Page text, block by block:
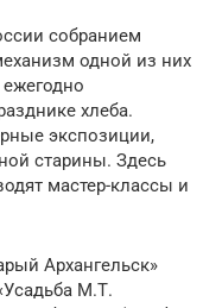
собранием
одной из них
хлеба.
экспозиции,
старины. Здесь
мастер-классы и
Архангельск»
М.Т.